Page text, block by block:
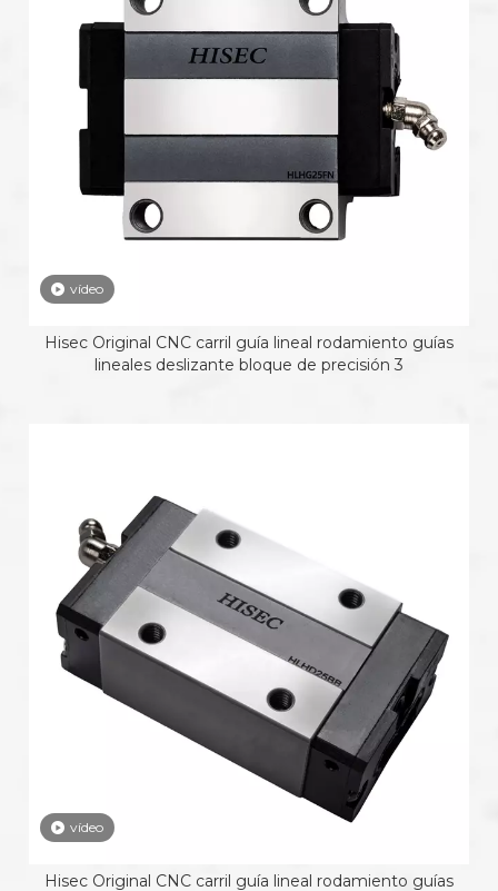
vídeo
Hisec Original CNC carril guía lineal rodamiento guías
lineales deslizante bloque de precisión 3
vídeo
Hisec Original CNC carril guía lineal rodamiento guías